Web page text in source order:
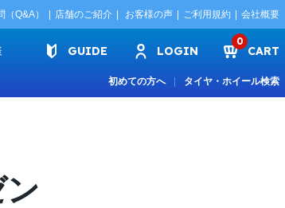
Q&A） 店舗のご紹介 お客様の声 ご利用規約 会社概要
GUIDE LOGIN
0
CART
初めての方へ タイヤ・ホイール検索